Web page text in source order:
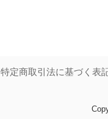
特定商取引法に基づく表